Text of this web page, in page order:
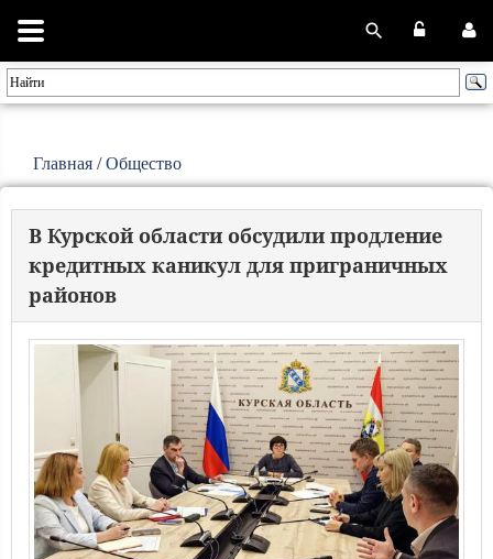
Главная /Общество
В Курской области обсудили продление
кредитных каникул для приграничных
районов